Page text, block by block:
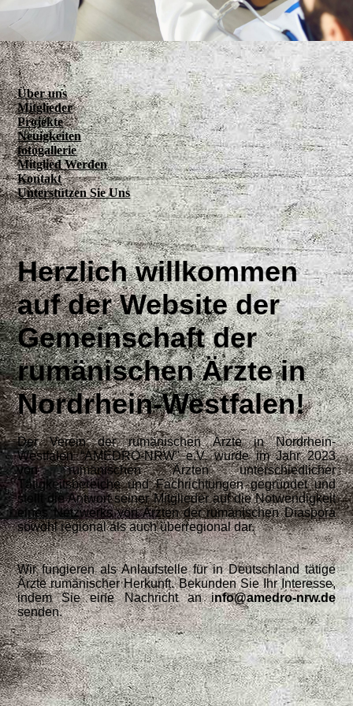
Über uns
Mitglieder
Projekte
Neuigkeiten
fotogallerie
Mitglied Werden
Kontakt
Unterstützen Sie Uns
Herzlich willkommen
auf der Website der
Gemeinschaft der
rumänischen Ärzte in
Nordrhein-Westfalen!
Der Verein der rumänischen Ärzte in Nordrhein-
Westfalen “AMEDRO-NRW" e.V. wurde im Jahr 2023
von rumänischen Ärzten unterschiedlicher
Tätigkeitsbereiche und Fachrichtungen gegründet und
stellt die Antwort seiner Mitglieder auf die Notwendigkeit
eines Netzwerks von Ärzten der rumänischen Diaspora
sowohl regional als auch überregional dar.
Wir fungieren als Anlaufstelle für in Deutschland tätige
Ärzte rumänischer Herkunft. Bekunden Sie Ihr Interesse,
indem Sie eine Nachricht an info@amedro-nrw.de
senden.